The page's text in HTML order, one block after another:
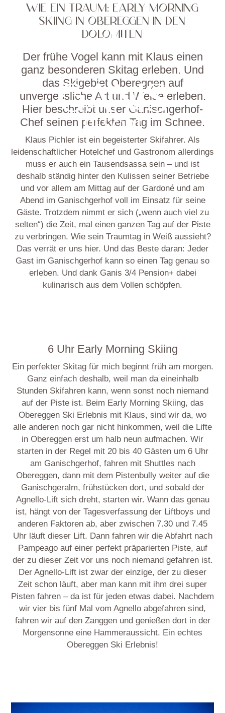
WIE EIN TRAUM: EARLY MORNING
SKIING IN OBEREGGEN IN DEN
DOLOMITEN
Der frühe Vogel kann mit Klaus einen
ganz besonderen Skitag erleben. Und
das Skigebiet Obereggen auf
unvergessliche Art und Weise erleben.
Hier beschreibt unser Ganischgerhof-
Chef seinen perfekten Tag im Schnee.
Klaus Pichler ist ein begeisterter Skifahrer. Als
leidenschaftlicher Hotelchef und Gastronom allerdings
muss er auch ein Tausendsassa sein – und ist
deshalb ständig hinter den Kulissen seiner Betriebe
und vor allem am Mittag auf der Gardoné und am
Abend im Ganischgerhof voll im Einsatz für seine
Gäste. Trotzdem nimmt er sich („wenn auch viel zu
selten“) die Zeit, mal einen ganzen Tag auf der Piste
zu verbringen. Wie sein Traumtag in Weiß aussieht?
Das verrät er uns hier. Und das Beste daran: Jeder
Gast im Ganischgerhof kann so einen Tag genau so
erleben. Und dank Ganis 3/4 Pension+ dabei
kulinarisch aus dem Vollen schöpfen.
6 Uhr Early Morning Skiing
Ein perfekter Skitag für mich beginnt früh am morgen.
Ganz einfach deshalb, weil man da eineinhalb
Stunden Skifahren kann, wenn sonst noch niemand
auf der Piste ist. Beim Early Morning Skiing, das
Obereggen Ski Erlebnis mit Klaus, sind wir da, wo
alle anderen noch gar nicht hinkommen, weil die Lifte
in Obereggen erst um halb neun aufmachen. Wir
starten in der Regel mit 20 bis 40 Gästen um 6 Uhr
am Ganischgerhof, fahren mit Shuttles nach
Obereggen, dann mit dem Pistenbully weiter auf die
Ganischgeralm, frühstücken dort, und sobald der
Agnello-Lift sich dreht, starten wir. Wann das genau
ist, hängt von der Tagesverfassung der Liftboys und
anderen Faktoren ab, aber zwischen 7.30 und 7.45
Uhr läuft dieser Lift. Dann fahren wir die Abfahrt nach
Pampeago auf einer perfekt präparierten Piste, auf
der zu dieser Zeit vor uns noch niemand gefahren ist.
Der Agnello-Lift ist zwar der einzige, der zu dieser
Zeit schon läuft, aber man kann mit ihm drei super
Pisten fahren – da ist für jeden etwas dabei. Nachdem
wir vier bis fünf Mal vom Agnello abgefahren sind,
fahren wir auf den Zanggen und genießen dort in der
Morgensonne eine Hammeraussicht. Ein echtes
Obereggen Ski Erlebnis!